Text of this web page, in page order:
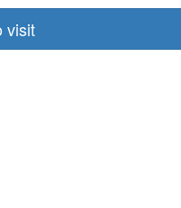
visit